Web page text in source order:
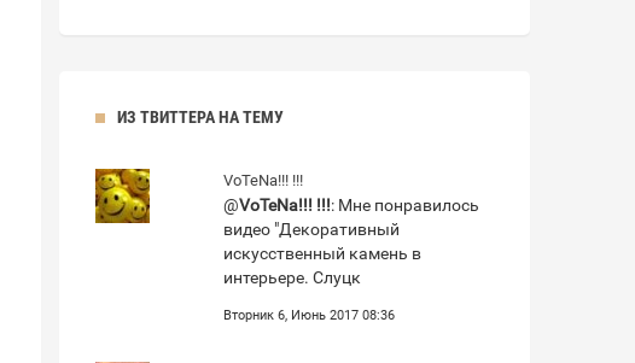
ИЗ ТВИТТЕРА НА ТЕМУ
VoTeNa!!! !!!
@VoTeNa!!! !!!: Мне понравилось
видео "Декоративный
искусственный камень в
интерьере. Слуцк
Вторник 6, Июнь 2017 08:36